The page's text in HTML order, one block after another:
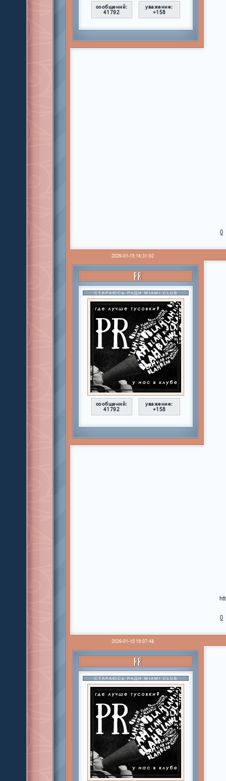
сообщений:
41792
уважение:
+158
0
2026-01-15 18:31:02
PR
СТАРАЮСЬ РАДИ MIAMI CLUB
сообщений:
41792
уважение:
+158
0
2026-01-15 19:07:48
PR
СТАРАЮСЬ РАДИ MIAMI CLUB